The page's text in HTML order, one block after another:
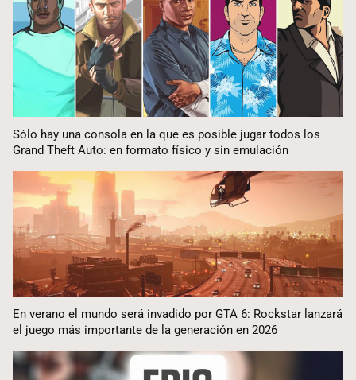
Sólo hay una consola en la que es posible jugar todos los
Grand Theft Auto: en formato físico y sin emulación
En verano el mundo será invadido por GTA 6: Rockstar lanzará
el juego más importante de la generación en 2026